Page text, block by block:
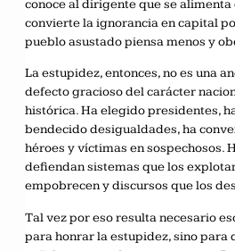
conoce al dirigente que se alimenta
convierte la ignorancia en capital
pueblo asustado piensa menos y
La estupidez, entonces, no es una
defecto gracioso del carácter
histórica. Ha elegido presidentes,
bendecido desigualdades, ha
héroes y víctimas en sospechosos.
defiendan sistemas que los
empobrecen y discursos que los
Tal vez por eso resulta necesario
para honrar la estupidez, sino para